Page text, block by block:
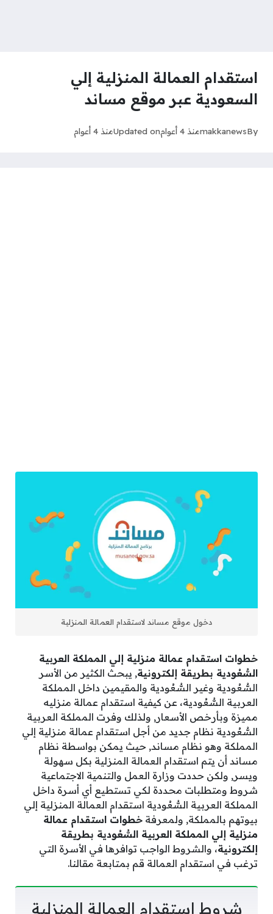
استقدام العمالة المنزلية إلي
السعودية عبر موقع مساند
By
makkanewsمنذ 4 أعوام Updated onمنذ 4 أعوام
دخول موقع مساند لاستقدام العمالة المنزلية
خطوات استقدام عمالة منزلية إلي المملكة العربية
السُّعُودية بطريقة إلكترونية, يبحث الكثير من الأسر
السُّعُودية وغير السُّعُودية والمقيمين داخل المملكة
العربية السُّعُودية، عن كيفية استقدام عمالة منزليه
مميزة وبأرخص الأسعار, ولذلك وفرت المملكة العربية
السُّعُودية نظام جديد من أجل استقدام عمالة منزلية إلي
المملكة وهو نظام مساند, حيث يمكن بواسطة نظام
مساند أن يتم استقدام العمالة المنزلية بكل سهولة
ويسر, ولكن حددت وزارة العمل والتنمية الاجتماعية
شروط ومتطلبات محددة لكي تستطيع أي أسرة داخل
المملكة العربية السُّعُودية استقدام العمالة المنزلية إلي
بيوتهم بالمملكة, ولمعرفة خطوات استقدام عمالة
منزلية إلي المملكة العربية السُّعُودية بطريقة
إلكترونية، والشروط الواجب توافرها في الأسرة التي
ترغب في استقدام العمالة قم بمتابعة مقالنا.
شروط استقدام العمالة المنزلية